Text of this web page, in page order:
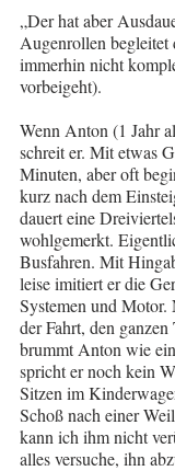
„Der hat aber
Augenrollen begleitet
immerhin nicht
vorbeigeht).
Wenn Anton (1 Jahr
schreit er. Mit etwas
Minuten, aber oft
kurz nach dem
dauert eine
wohlgemerkt.
Busfahren. Mit
leise imitiert er die
Systemen und
der Fahrt, den
brummt Anton wie
spricht er noch kein
Sitzen im
Schoß nach einer
kann ich ihm nicht
alles versuche, ihn